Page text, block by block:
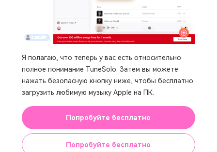
Я полагаю, что теперь у вас есть относительно
полное понимание TuneSolo. Затем вы можете
нажать безопасную кнопку ниже, чтобы бесплатно
загрузить любимую музыку Apple на ПК.
Попробуйте бесплатно
Попробуйте бесплатно